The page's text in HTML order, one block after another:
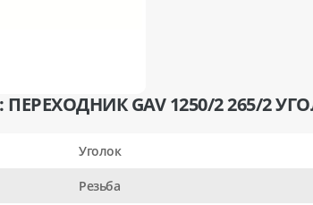
GAV 1250/2 265/2
Уголок
Резьба